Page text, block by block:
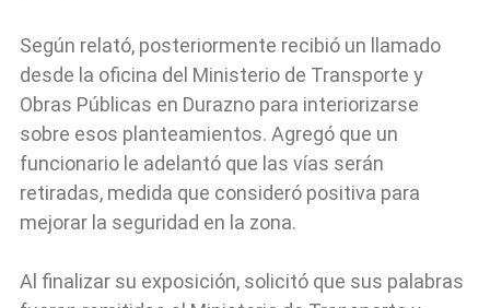
Según relató, posteriormente recibió un llamado
desde la oficina del Ministerio de Transporte y
Obras Públicas en Durazno para interiorizarse
sobre esos planteamientos. Agregó que un
funcionario le adelantó que las vías serán
retiradas, medida que consideró positiva para
mejorar la seguridad en la zona.
Al finalizar su exposición, solicitó que sus palabras